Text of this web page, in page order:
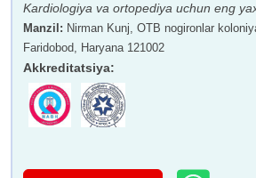
Kardiologiya va ortopediya uchun eng
Manzil : Nirman Kunj, OTB nogironlar
Faridobod, Haryana 121002
Akkreditatsiya: